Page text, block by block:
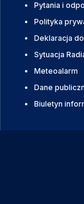
Pytania i
Polityka
Deklaracja
Sytuacja
Meteoalarm
Dane
Biuletyn